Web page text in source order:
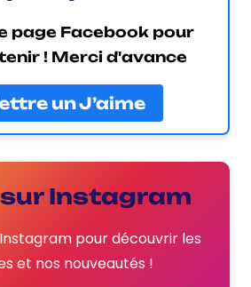
page Facebook pour
! Merci d'avance
un J’aime
Instagram
pour découvrir les
et nos nouveautés !